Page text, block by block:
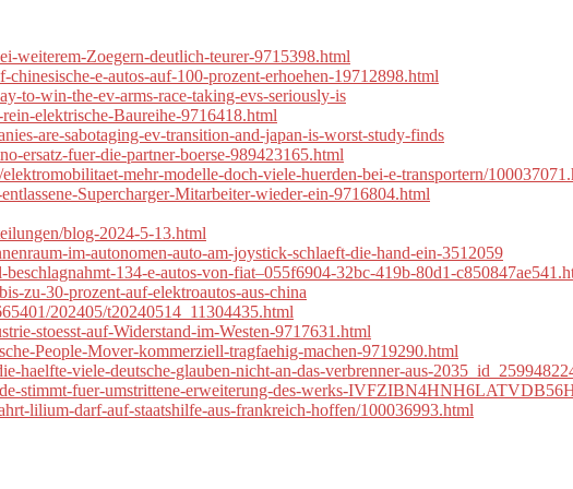
weiterem-Zoegern-deutlich-teurer-9715398.html
e-autos-auf-100-prozent-erhoehen-19712898.html
to-win-the-ev-arms-race-taking-evs-seriously-is
elektrische-Baureihe-9716418.html
are-sabotaging-ev-transition-and-japan-is-worst-study-finds
ersatz-fuer-die-partner-boerse-989423165.html
mehr-modelle-doch-viele-huerden-bei-e-transportern/
Supercharger-Mitarbeiter-wieder-ein-9716804.html
blog-2024-5-13.html
im-autonomen-auto-am-joystick-schlaeft-die-hand-ein-3512059
134-e-autos-von-fiat–055f6904-32bc-419b-80d1-
zu-30-prozent-auf-elektroautos-aus-china
202405/t20240514_11304435.html
stoesst-auf-Widerstand-im-Westen-9717631.html
People-Mover-kommerziell-tragfaehig-machen-9719290.html
haelfte-viele-deutsche-glauben-nicht-an-das-verbrenner-aus-
stimmt-fuer-umstrittene-erweiterung-des-werks-
lilium-darf-auf-staatshilfe-aus-frankreich-hoffen/100036993.html